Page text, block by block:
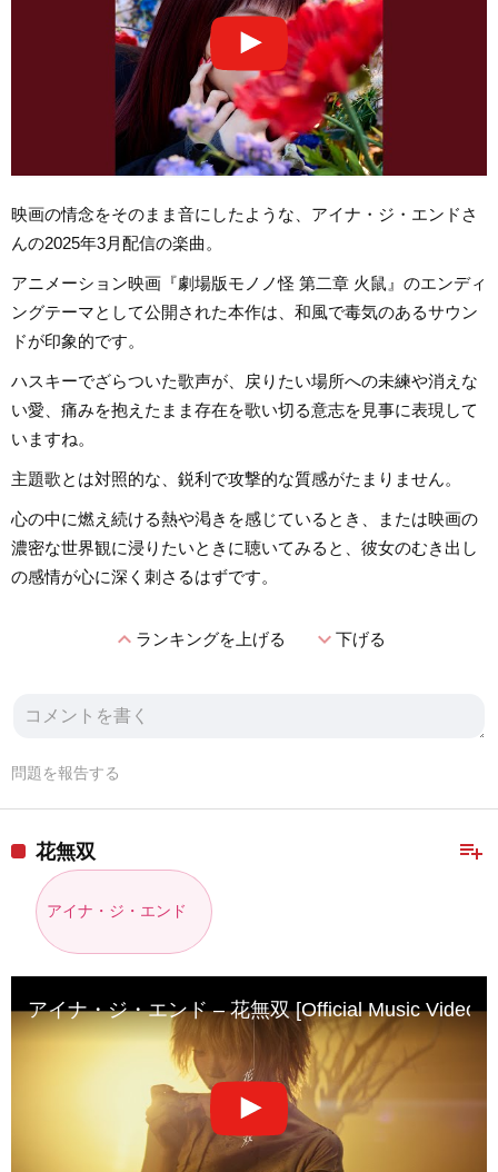
映画の情念をそのまま音にしたような、アイナ・ジ・エンドさ
んの2025年3月配信の楽曲。
アニメーション映画『劇場版モノノ怪 第二章 火鼠』のエンディ
ングテーマとして公開された本作は、和風で毒気のあるサウン
ドが印象的です。
ハスキーでざらついた歌声が、戻りたい場所への未練や消えな
い愛、痛みを抱えたまま存在を歌い切る意志を見事に表現して
いますね。
主題歌とは対照的な、鋭利で攻撃的な質感がたまりません。
心の中に燃え続ける熱や渇きを感じているとき、または映画の
濃密な世界観に浸りたいときに聴いてみると、彼女のむき出し
の感情が心に深く刺さるはずです。
expand_lessランキングを上げる expand_more下げる
問題を報告する
playlist_add
花無双
アイナ・ジ・エンド
アイナ・ジ・エンド – 花無双 [Official Music Video]